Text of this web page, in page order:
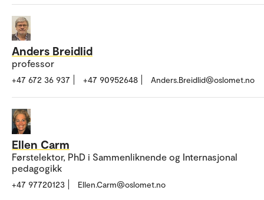
Anders Breidlid
professor
+47 672 36 937 +47 90952648 Anders.Breidlid@oslomet.no
Ellen Carm
Førstelektor, PhD i Sammenliknende og Internasjonal
pedagogikk
+47 97720123 Ellen.Carm@oslomet.no